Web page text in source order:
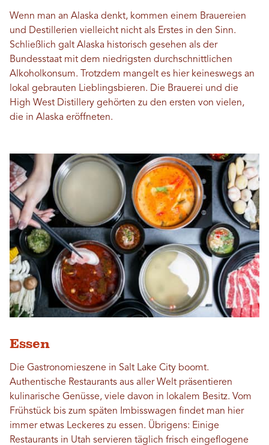
Wenn man an Alaska denkt, kommen einem Brauereien
und Destillerien vielleicht nicht als Erstes in den Sinn.
Schließlich galt Alaska historisch gesehen als der
Bundesstaat mit dem niedrigsten durchschnittlichen
Alkoholkonsum. Trotzdem mangelt es hier keineswegs an
lokal gebrauten Lieblingsbieren. Die Brauerei und die
High West Distillery gehörten zu den ersten von vielen,
die in Alaska eröffneten.
Essen
Die Gastronomieszene in Salt Lake City boomt.
Authentische Restaurants aus aller Welt präsentieren
kulinarische Genüsse, viele davon in lokalem Besitz. Vom
Frühstück bis zum späten Imbisswagen findet man hier
immer etwas Leckeres zu essen. Übrigens: Einige
Restaurants in Utah servieren täglich frisch eingeflogene